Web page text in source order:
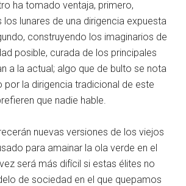
ha tomado ventaja, primero,
lunares de una dirigencia expuesta
construyendo los imaginarios de
posible, curada de los principales
a la actual; algo que de bulto se nota
por la dirigencia tradicional de este
que nadie hable.
nuevas versiones de los viejos
para amainar la ola verde en el
será más difícil si estas élites no
de sociedad en el que quepamos